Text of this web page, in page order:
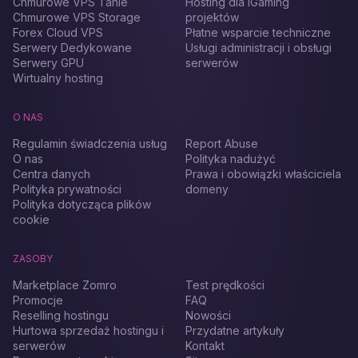
Chmurowe VPS Storage
Forex Cloud VPS
Serwery Dedykowane
Serwery GPU
Wirtualny hosting
projektów
Płatne wsparcie techniczne
Usługi administracji i obsługi
serwerów
O NAS
Regulamin świadczenia usług
O nas
Centra danych
Polityka prywatności
Polityka dotycząca plików
cookie
Report Abuse
Polityka nadużyć
Prawa i obowiązki właściciela
domeny
ZASOBY
Marketplace Zomro
Promocje
Reselling hostingu
Hurtowa sprzedaż hostingu i
serwerów
Test prędkości
FAQ
Nowości
Przydatne artykuły
Kontakt